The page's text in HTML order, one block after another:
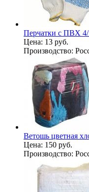
Перчатки с ПВХ
Цена: 13 руб.
Производство:
Ветошь цветная
Цена: 150 руб.
Производство: